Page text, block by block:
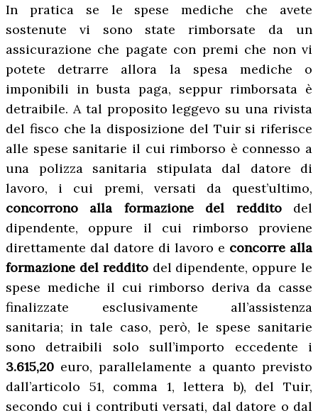
In pratica se le spese mediche che avete
sostenute vi sono state rimborsate da un
assicurazione che pagate con premi che non vi
potete detrarre allora la spesa mediche o
imponibili in busta paga, seppur rimborsata è
detraibile. A tal proposito leggevo su una rivista
del fisco che la disposizione del Tuir si riferisce
alle spese sanitarie il cui rimborso è connesso a
una polizza sanitaria stipulata dal datore di
lavoro, i cui premi, versati da quest’ultimo,
concorrono alla formazione del redditodel
dipendente, oppure il cui rimborso proviene
direttamente dal datore di lavoro e concorre alla
formazione del redditodel dipendente, oppure le
spese mediche il cui rimborso deriva da casse
finalizzate esclusivamente all’assistenza
sanitaria; in tale caso, però, le spese sanitarie
sono detraibili solo sull’importo eccedente i
3.615,20 euro, parallelamente a quanto previsto
dall’articolo 51, comma 1, lettera b), del Tuir,
secondo cui i contributi versati, dal datore o dal